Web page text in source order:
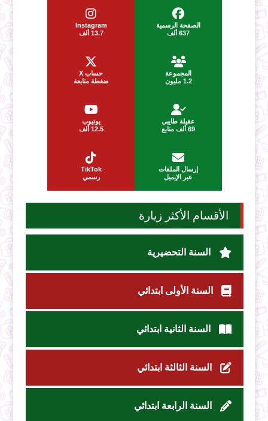
الصفحة الرسمية
637 ألف
Instagram
13.7 ألف
المجموعة
1.2 مليون
حساب X
ضغطة متابعة
عقيلة طايبي
69 ألف متابع
يوتيوب
12.5 ألف
إرسال الملفات
عبر الإيميل
TikTok
رسمي
الأقسام الأكثر زيارة
السنة التحضيرية
السنة الأولى ابتدائي
السنة الثانية ابتدائي
السنة الثالثة ابتدائي
السنة الرابعة ابتدائي